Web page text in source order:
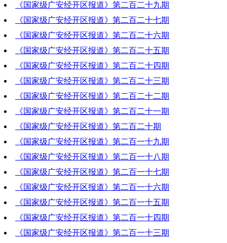
2023-08-03 19:19:37
《国家级广安经开区报道》第二百二十九期
2023-07-31 10:50:56
《国家级广安经开区报道》第二百二十七期
2023-07-13 18:21:26
《国家级广安经开区报道》第二百二十六期
2023-07-06 19:22:01
《国家级广安经开区报道》第二百二十五期
2023-06-29 19:21:07
《国家级广安经开区报道》第二百二十四期
2023-06-22 18:50:02
《国家级广安经开区报道》第二百二十三期
2023-06-15 19:09:12
《国家级广安经开区报道》第二百二十二期
2023-06-08 19:16:53
《国家级广安经开区报道》第二百二十一期
2023-06-01 19:11:50
《国家级广安经开区报道》第二百二十期
2023-05-25 19:38:20
《国家级广安经开区报道》第二百一十九期
2023-05-18 19:21:20
《国家级广安经开区报道》第二百一十八期
2023-05-11 19:23:49
《国家级广安经开区报道》第二百一十七期
2023-05-04 19:07:18
《国家级广安经开区报道》第二百一十六期
2023-05-04 18:31:58
《国家级广安经开区报道》第二百一十五期
2023-04-27 19:59:01
《国家级广安经开区报道》第二百一十四期
2023-04-20 18:16:44
《国家级广安经开区报道》第二百一十三期